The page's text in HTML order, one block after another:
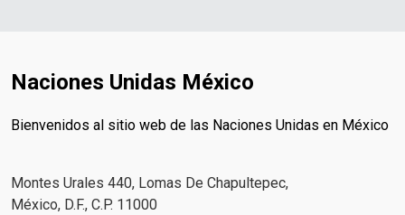
Naciones Unidas México
Bienvenidos al sitio web de las Naciones Unidas en México
Montes Urales 440, Lomas De Chapultepec,
México, D.F., C.P. 11000